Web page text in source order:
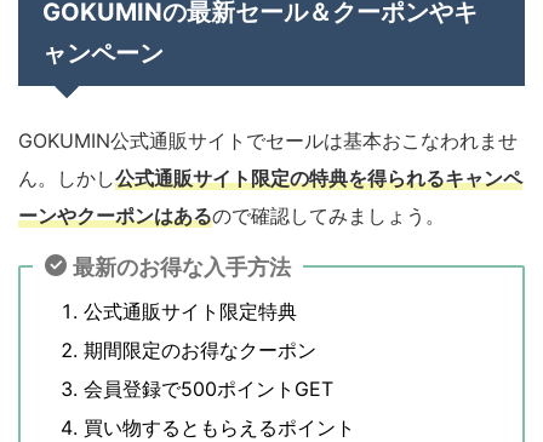
GOKUMINの最新セール＆クーポンやキ
ャンペーン
GOKUMIN公式通販サイトでセールは基本おこなわれませ
ん。しかし公式通販サイト限定の特典を得られるキャンペ
ーンやクーポンはあるので確認してみましょう。
最新のお得な入手方法
公式通販サイト限定特典
期間限定のお得なクーポン
会員登録で500ポイントGET
買い物するともらえるポイント